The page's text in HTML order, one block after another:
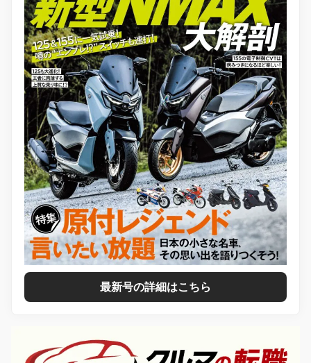
最新号の詳細はこちら